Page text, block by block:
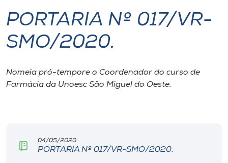
Internacionalização
I.nova
Diplomados
CPA
PORTARIA Nº 017/VR-
SMO/2020.
Nomeia pró-tempore o Coordenador do curso de
Farmácia da Unoesc São Miguel do Oeste.
04/05/2020
PORTARIA Nº 017/VR-SMO/2020.